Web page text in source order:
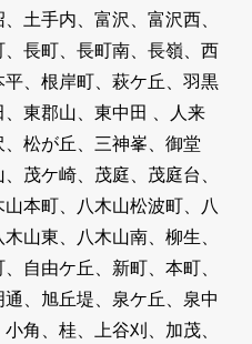
土手内、富沢、富沢西、
長町、長町南、長嶺、西
、根岸町、萩ケ丘、羽黒
東郡山、東中田 、人来
松が丘、三神峯、御堂
茂ケ崎、茂庭、茂庭台、
本町、八木山松波町、八
山東、八木山南、柳生、
自由ケ丘、新町、本町、
、旭丘堤、泉ケ丘、泉中
角、桂、上谷刈、加茂、